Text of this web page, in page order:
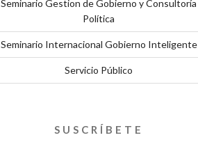
Seminario Gestion de Gobierno y Consultoría
Política
Seminario Internacional Gobierno Inteligente
Servicio Público
SUSCRÍBETE